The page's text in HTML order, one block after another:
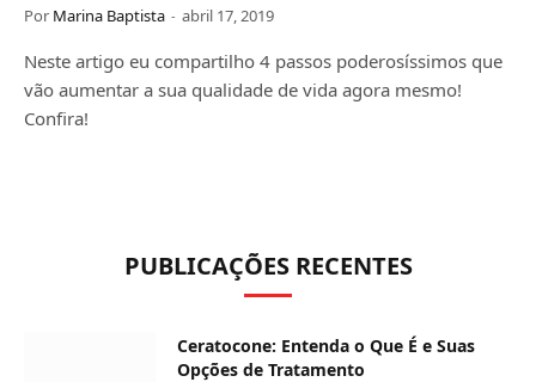
Por Marina Baptista abril 17, 2019
Neste artigo eu compartilho 4 passos poderosíssimos que
vão aumentar a sua qualidade de vida agora mesmo!
Confira!
PUBLICAÇÕES RECENTES
Ceratocone: Entenda o Que É e Suas
Opções de Tratamento